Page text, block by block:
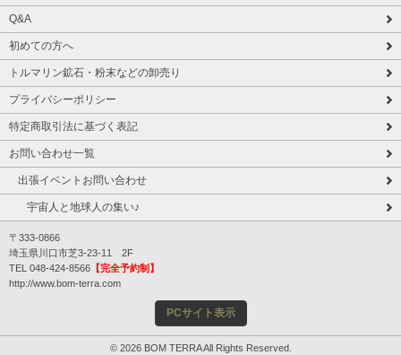
Q&A
初めての方へ
トルマリン鉱石・粉末などの卸売り
プライバシーポリシー
特定商取引法に基づく表記
お問い合わせ一覧
出張イベントお問い合わせ
宇宙人と地球人の集い♪
〒333-0866
埼玉県川口市芝3-23-11 2F
TEL 048-424-8566 【完全予約制】
http://www.bom-terra.com
PCサイト表示
© 2026 BOM TERRA All Rights Reserved.